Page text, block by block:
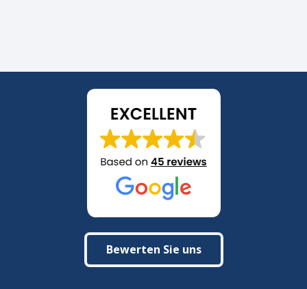
Bewerten Sie uns